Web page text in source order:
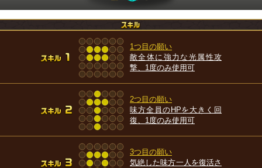
1つ目の願い
敵全体に強力な光属性攻
撃、1度のみ使用可
2つ目の願い
味方全員のHPを大きく回
復、1度のみ使用可
3つ目の願い
気絶した味方一人を復活さ